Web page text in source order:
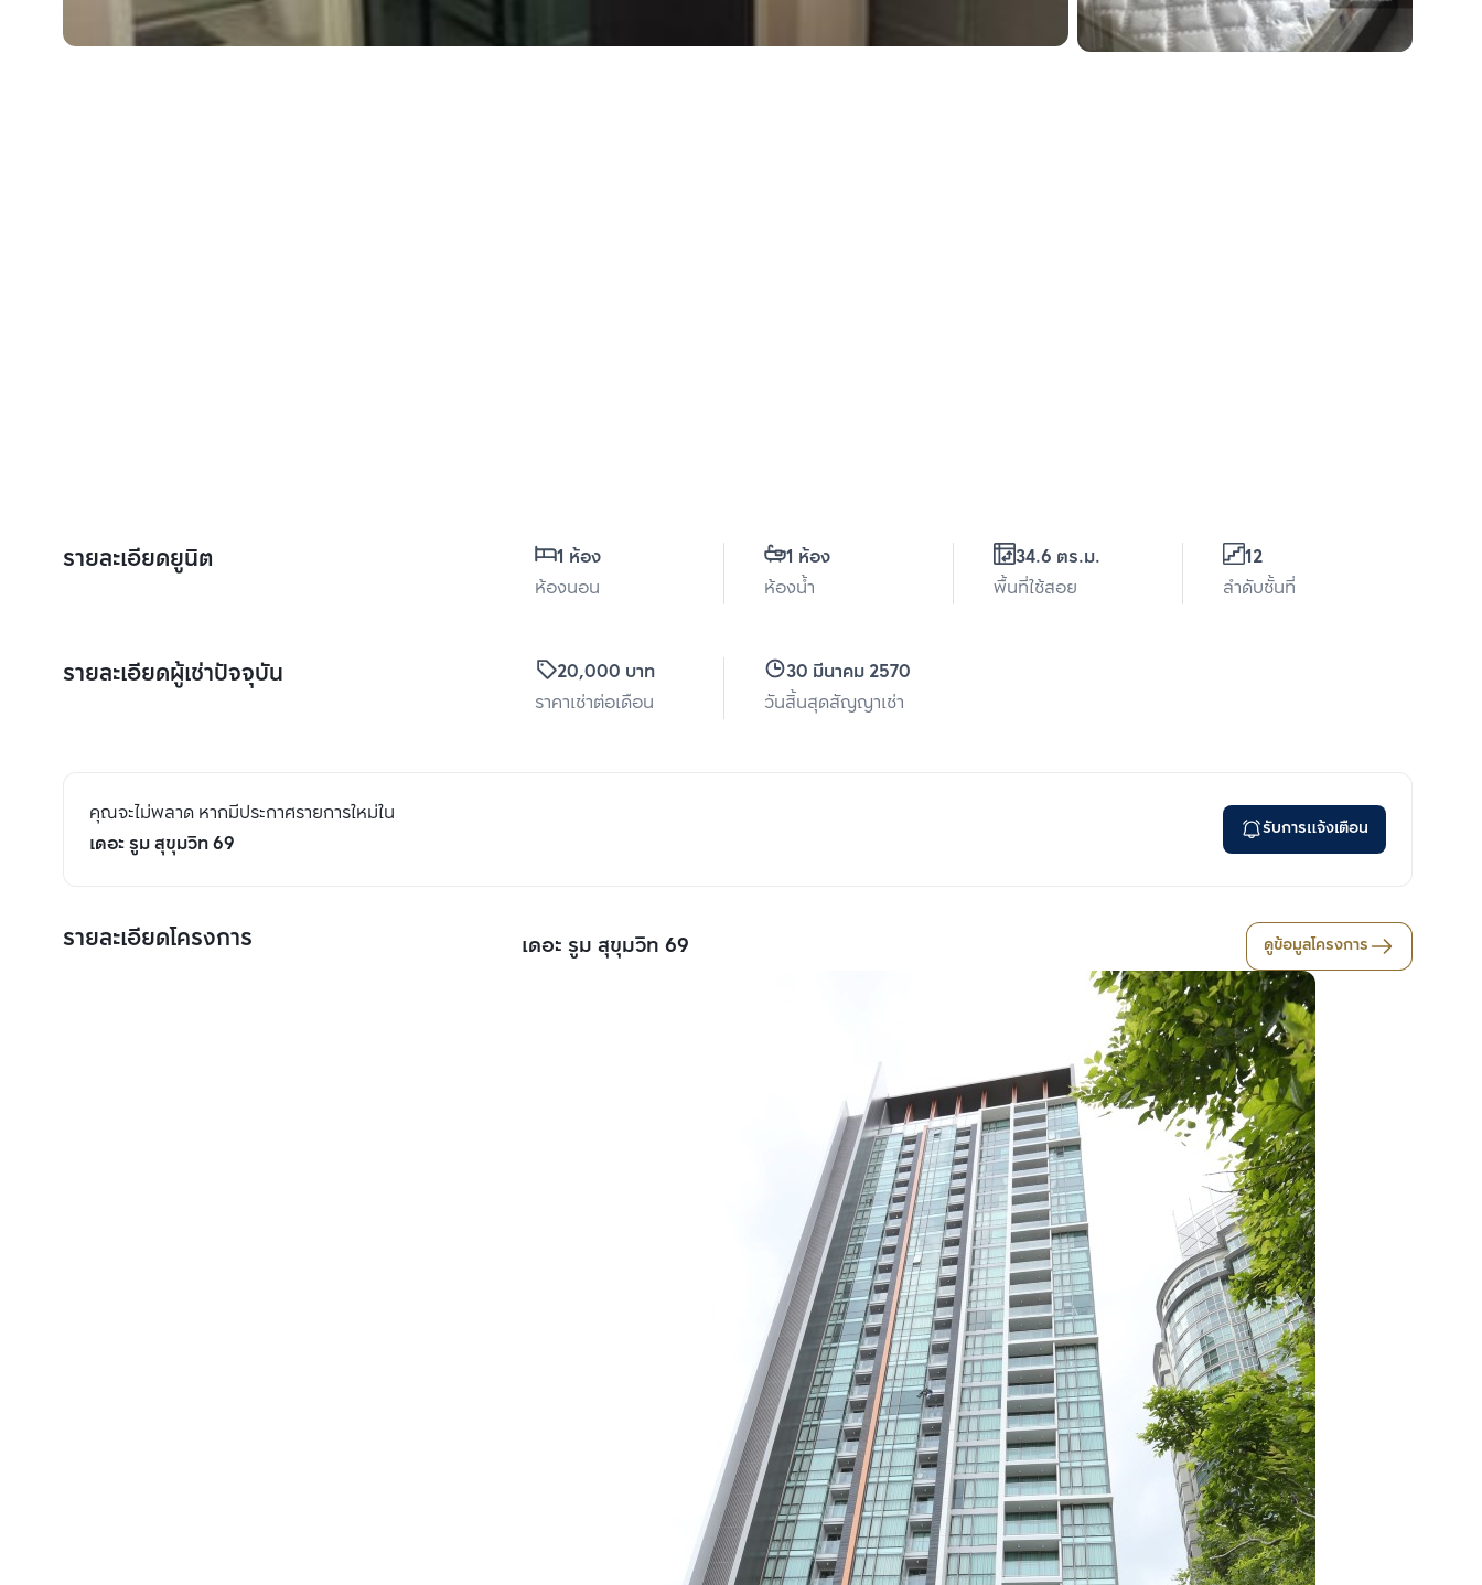
รายละเอียดยูนิต
1 ห้อง
ห้องนอน
1 ห้อง
ห้องน้ำ
34.6 ตร.ม.
พื้นที่ใช้สอย
12
ลำดับชั้นที่
รายละเอียดผู้เช่าปัจจุบัน
20,000 บาท
ราคาเช่าต่อเดือน
30 มีนาคม 2570
วันสิ้นสุดสัญญาเช่า
คุณจะไม่พลาด หากมีประกาศรายการใหม่ใน
เดอะ รูม สุขุมวิท 69
รับการแจ้งเตือน
รายละเอียดโครงการ เดอะ รูม สุขุมวิท 69 ดูข้อมูลโครงการ